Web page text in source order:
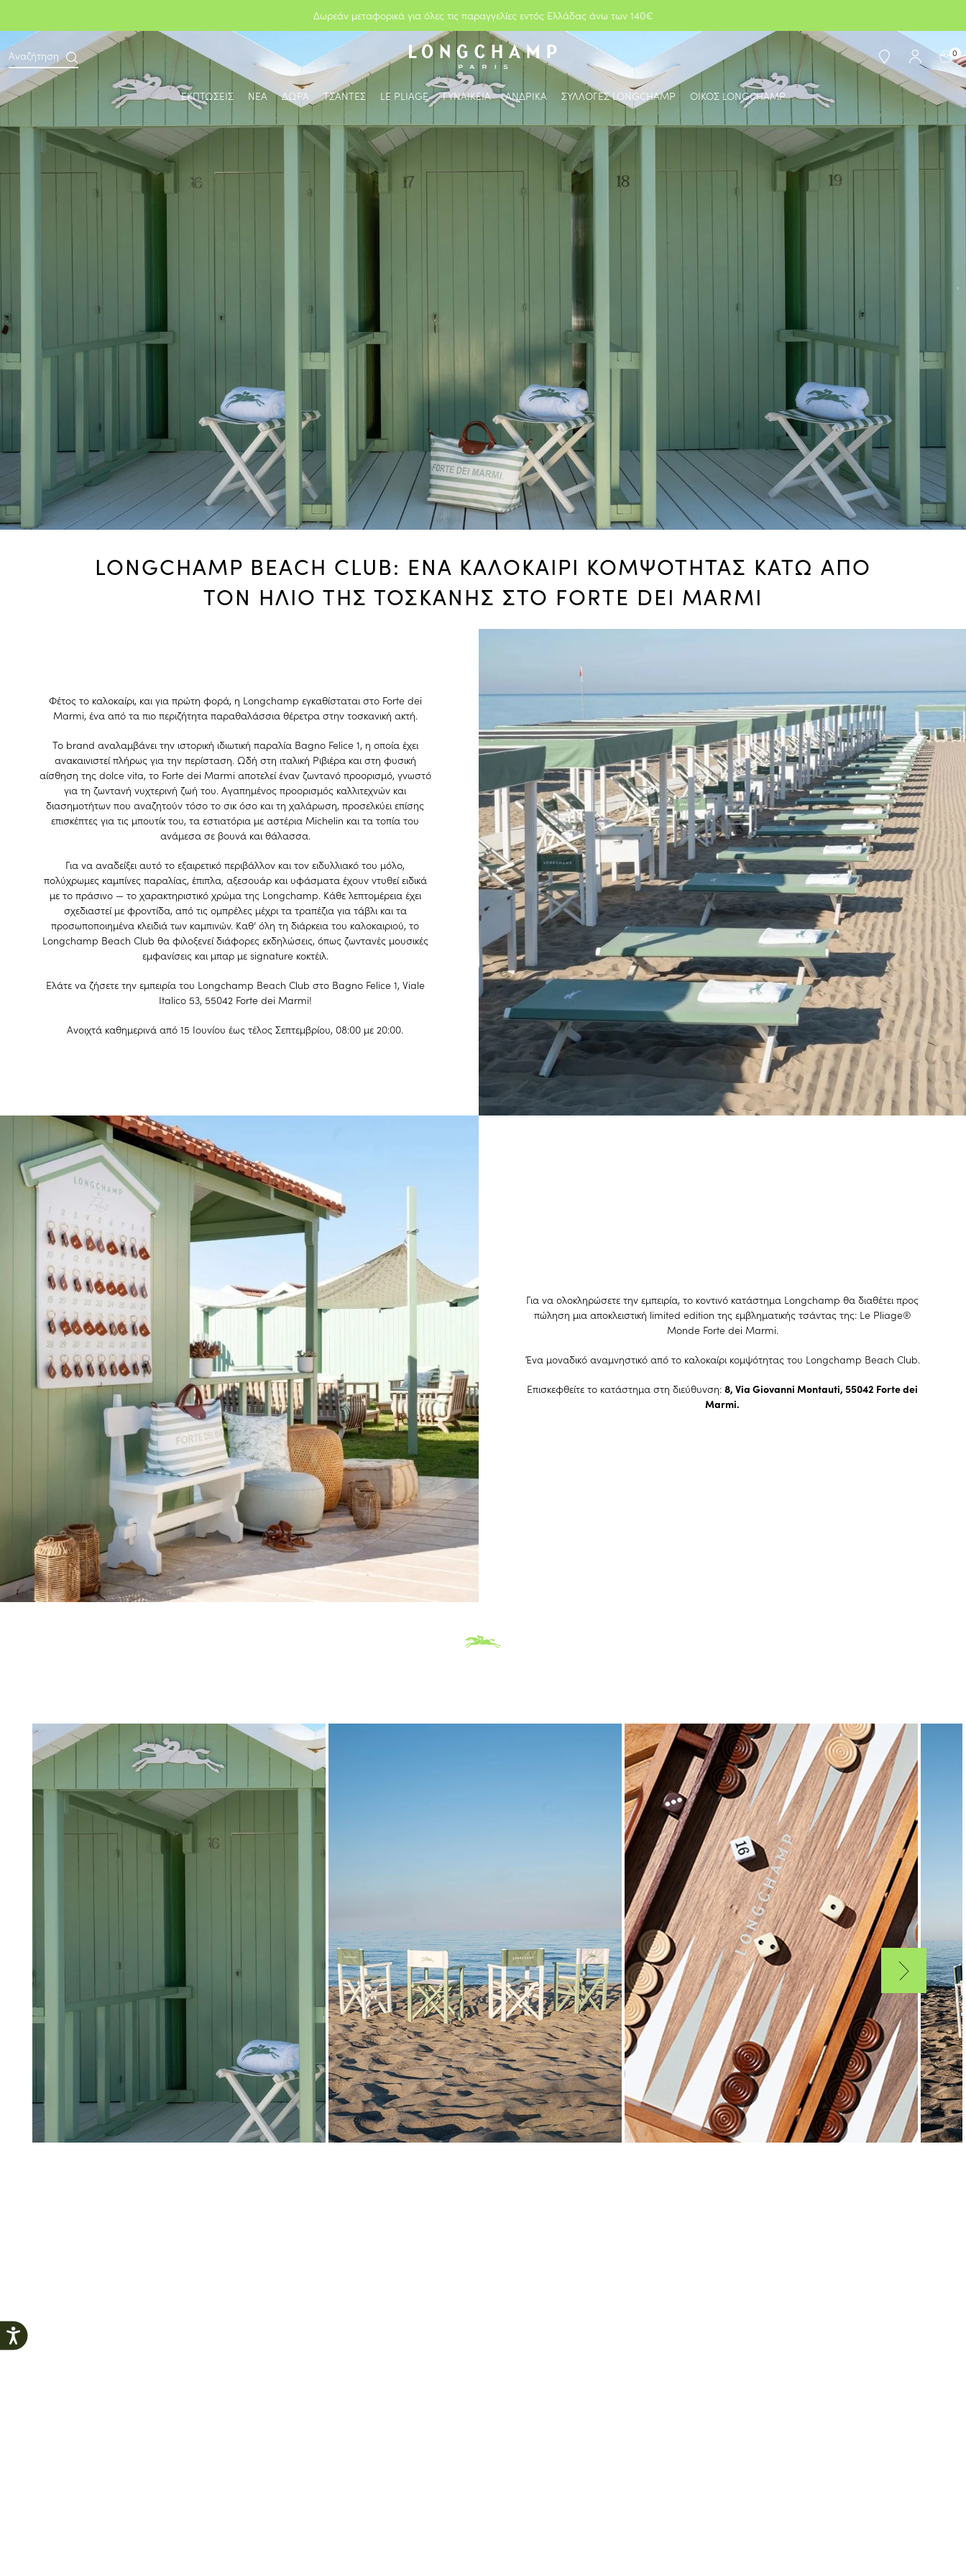
Δωρεάν μεταφορικά για όλες τις παραγγελίες εντός Ελλάδας άνω των 140€
Αναζήτηση 0
ΕΚΠΤΩΣΕΙΣ ΝΕΑ ΔΩΡΑ ΤΣΑΝΤΕΣ LE PLIAGE ΓΥΝΑΙΚΕΙΑ ΑΝΔΡΙΚΑ ΣΥΛΛΟΓΕΣ LONGCHAMP ΟΙΚΟΣ LONGCHAMP
LONGCHAMP BEACH CLUB: ΕΝΑ ΚΑΛΟΚΑΙΡΙ ΚΟΜΨΟΤΗΤΑΣ ΚΑΤΩ ΑΠΟ
ΤΟΝ ΗΛΙΟ ΤΗΣ ΤΟΣΚΑΝΗΣ ΣΤΟ FORTE DEI MARMI
Φέτος το καλοκαίρι, και για πρώτη φορά, η Longchamp εγκαθίσταται στο Forte dei
Marmi, ένα από τα πιο περιζήτητα παραθαλάσσια θέρετρα στην τοσκανική ακτή.
Το brand αναλαμβάνει την ιστορική ιδιωτική παραλία Bagno Felice 1, η οποία έχει
ανακαινιστεί πλήρως για την περίσταση. Ωδή στη ιταλική Ριβιέρα και στη φυσική
αίσθηση της dolce vita, το Forte dei Marmi αποτελεί έναν ζωντανό προορισμό, γνωστό
για τη ζωντανή νυχτερινή ζωή του. Αγαπημένος προορισμός καλλιτεχνών και
διασημοτήτων που αναζητούν τόσο το σικ όσο και τη χαλάρωση, προσελκύει επίσης
επισκέπτες για τις μπουτίκ του, τα εστιατόρια με αστέρια Michelin και τα τοπία του
ανάμεσα σε βουνά και θάλασσα.
Για να αναδείξει αυτό το εξαιρετικό περιβάλλον και τον ειδυλλιακό του μόλο,
πολύχρωμες καμπίνες παραλίας, έπιπλα, αξεσουάρ και υφάσματα έχουν ντυθεί ειδικά
με το πράσινο — το χαρακτηριστικό χρώμα της Longchamp. Κάθε λεπτομέρεια έχει
σχεδιαστεί με φροντίδα, από τις ομπρέλες μέχρι τα τραπέζια για τάβλι και τα
προσωποποιημένα κλειδιά των καμπινών. Καθ’ όλη τη διάρκεια του καλοκαιριού, το
Longchamp Beach Club θα φιλοξενεί διάφορες εκδηλώσεις, όπως ζωντανές μουσικές
εμφανίσεις και μπαρ με signature κοκτέιλ.
Ελάτε να ζήσετε την εμπειρία του Longchamp Beach Club στο Bagno Felice 1, Viale
Italico 53, 55042 Forte dei Marmi!
Ανοιχτά καθημερινά από 15 Ιουνίου έως τέλος Σεπτεμβρίου, 08:00 με 20:00.
Για να ολοκληρώσετε την εμπειρία, το κοντινό κατάστημα Longchamp θα διαθέτει προς
πώληση μια αποκλειστική limited edition της εμβληματικής τσάντας της: Le Pliage®
Monde Forte dei Marmi.
Ένα μοναδικό αναμνηστικό από το καλοκαίρι κομψότητας του Longchamp Beach Club.
Επισκεφθείτε το κατάστημα στη διεύθυνση: 8, Via Giovanni Montauti, 55042 Forte dei
Marmi.